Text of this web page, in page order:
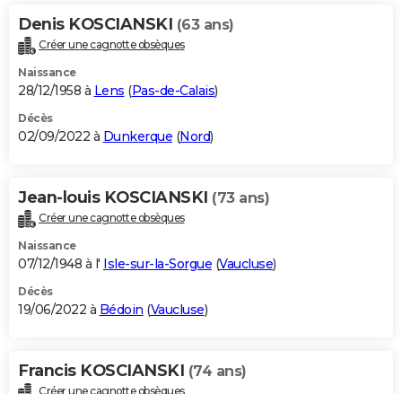
Alimentation
Guide de la santé
Maladies
Médicaments
Sommeil
VOYAGE
Destinations
City break
Voyage nature
Voyage de noces
Forum
Climat
+PHOTO
GUIDES D'ACHAT
BONS PLANS
Carte de Noël
Carte Bonne année
Carte Saint-Valentin
Carte Pâques
Carte d'anniversaire
DICTIONNAIRE
Dictionnaire
Biographies
Citations
Expressions
Proverbes
PROGRAMME TV
S'inscrire
Se connecter
Lycées
Collèges
Primaires
Universités
Entreprises
Service militaire
Avis de recherche
AVIS DE DÉCÈS
Bricolage
Lifestyle
Culture
Sport
Auto
Television
Voyage
Cinema
Denis KOSCIANSKI (63 ans)
Créer une cagnotte obsèques
Naissance
28/12/1958 à Lens (Pas-de-Calais)
Décès
02/09/2022 à Dunkerque (Nord)
Jean-louis KOSCIANSKI (73 ans)
Créer une cagnotte obsèques
Naissance
07/12/1948 à l' Isle-sur-la-Sorgue (Vaucluse)
Décès
19/06/2022 à Bédoin (Vaucluse)
Francis KOSCIANSKI (74 ans)
Créer une cagnotte obsèques